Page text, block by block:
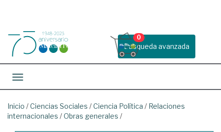
Busqueda avanzada
0
Toggle navigation
Inicio /Ciencias Sociales /Ciencia Política / Relaciones
internacionales /Obras generales /